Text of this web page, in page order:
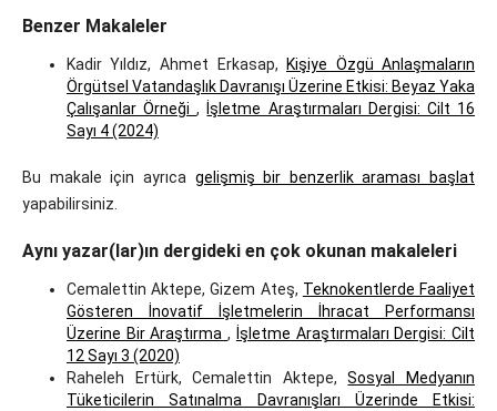
Benzer Makaleler
Kadir Yıldız, Ahmet Erkasap,
Kişiye Özgü Anlaşmaların
Örgütsel Vatandaşlık Davranışı Üzerine Etkisi: Beyaz Yaka
Çalışanlar Örneği,
İşletme Araştırmaları Dergisi: Cilt 16
Sayı 4 (2024)
Bu makale için ayrıca gelişmiş bir benzerlik araması başlat
yapabilirsiniz.
Aynı yazar(lar)ın dergideki en çok okunan makaleleri
Cemalettin Aktepe, Gizem Ateş, Teknokentlerde Faaliyet
Gösteren İnovatif İşletmelerin İhracat Performansı
Üzerine Bir Araştırma, İşletme Araştırmaları Dergisi: Cilt
12 Sayı 3 (2020)
Raheleh Ertürk, Cemalettin Aktepe,Sosyal Medyanın
Tüketicilerin Satınalma Davranışları Üzerinde Etkisi: